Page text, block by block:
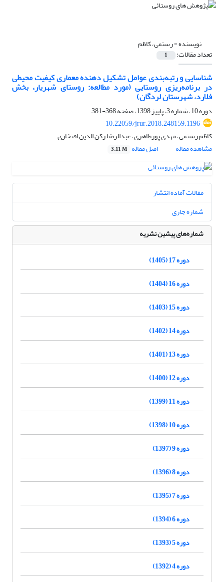
نویسنده =رستمی، کاظم
تعداد مقالات: 1
شناسایی و رتبه‌بندی عوامل تشکیل دهنده معماری کیفیت محیطی
در برنامه‌ریزی روستایی (مورد مطالعه: روستای شهریار، بخش
فلارد، شهرستان لردگان)
دوره 10، شماره 3، پاییز 1398، صفحه
368-381
10.22059/jrur.2018.248159.1196
کاظم رستمی، مهدی پورطاهری، عبدالرضا رکن الدین افتخاری
مشاهده مقاله
اصل مقاله 3.11 M
مقالات آماده انتشار
شماره جاری
شماره‌های پیشین نشریه
دوره 17 (1405)
دوره 16 (1404)
دوره 15 (1403)
دوره 14 (1402)
دوره 13 (1401)
دوره 12 (1400)
دوره 11 (1399)
دوره 10 (1398)
دوره 9 (1397)
دوره 8 (1396)
دوره 7 (1395)
دوره 6 (1394)
دوره 5 (1393)
دوره 4 (1392)